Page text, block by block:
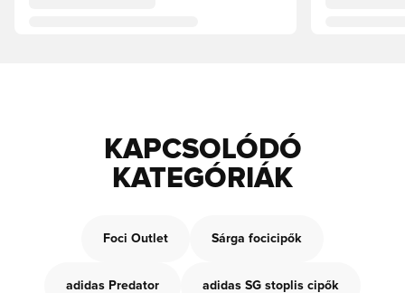
KAPCSOLÓDÓ
KATEGÓRIÁK
Foci Outlet Sárga focicipők
adidas Predator adidas SG stoplis cipők